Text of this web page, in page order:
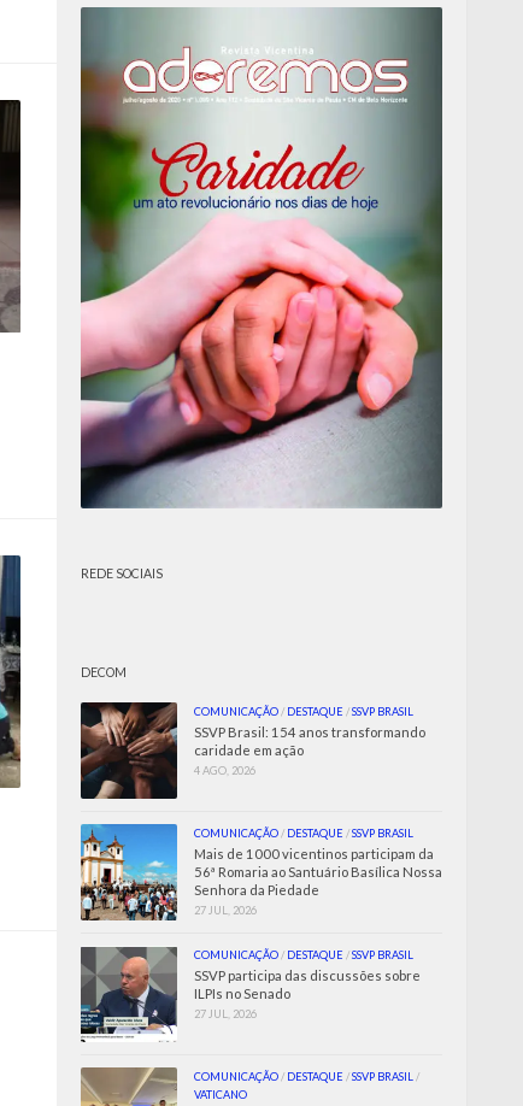
REDE SOCIAIS
DECOM
COMUNICAÇÃO/ DESTAQUE /SSVP BRASIL
SSVP Brasil: 154 anos transformando
caridade em ação
4 AGO, 2026
COMUNICAÇÃO/ DESTAQUE /SSVP BRASIL
Mais de 1000 vicentinos participam da
56ª Romaria ao Santuário Basílica Nossa
Senhora da Piedade
27 JUL, 2026
COMUNICAÇÃO/ DESTAQUE /SSVP BRASIL
SSVP participa das discussões sobre
ILPIs no Senado
27 JUL, 2026
COMUNICAÇÃO/ DESTAQUE /SSVP BRASIL/
VATICANO